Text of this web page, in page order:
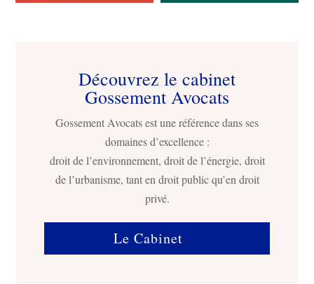
Découvrez le cabinet
Gossement Avocats
Gossement Avocats est une référence dans ses
domaines d’excellence :
droit de l’environnement, droit de l’énergie, droit
de l’urbanisme, tant en droit public qu’en droit
privé.
Le Cabinet